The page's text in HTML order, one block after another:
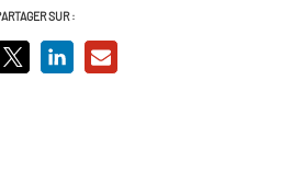
SUR :